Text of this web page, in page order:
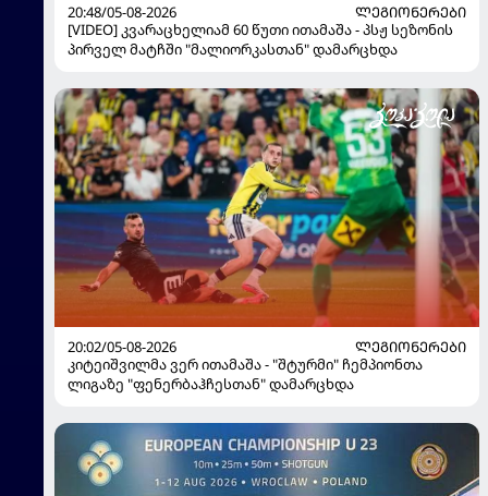
20:48/05-08-2026
ᲚᲔᲒᲘᲝᲜᲔᲠᲔᲑᲘ
[VIDEO] კვარაცხელიამ 60 წუთი ითამაშა - პსჟ სეზონის
პირველ მატჩში "მალიორკასთან" დამარცხდა
20:02/05-08-2026
ᲚᲔᲒᲘᲝᲜᲔᲠᲔᲑᲘ
კიტეიშვილმა ვერ ითამაშა - "შტურმი" ჩემპიონთა
ლიგაზე "ფენერბაჰჩესთან" დამარცხდა